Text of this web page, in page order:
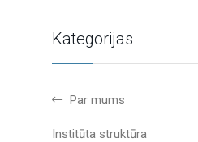
Kategorijas
Par mums
Institūta struktūra